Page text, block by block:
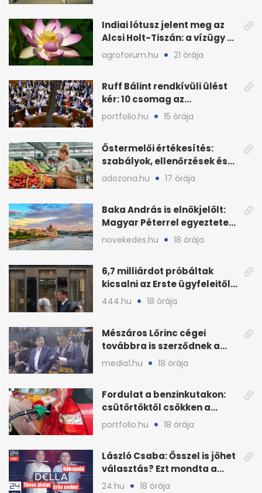
Indiai lótusz jelent meg az
Alcsi Holt-Tiszán: a vízügy a
stégtulajdonosokat kéri
agroforum.hu 21 órája
Ruff Bálint rendkívüli ülést
kér: 10 csomag az
Országgyűlés előtt
portfolio.hu 15 órája
Őstermelői értékesítés:
szabályok, ellenőrzések és
bírságok a nyáron
adozona.hu 17 órája
Baka András is elnökjelölt:
Magyar Péterrel egyeztetett
a Tisza Pártban
novekedes.hu 18 órája
6,7 milliárdot próbáltak
kicsalni az Erste ügyfeleitől
az első félévben
444.hu 18 órája
Mészáros Lőrinc cégei
továbbra is szerződnek a
közmédiával
media1.hu 18 órája
Fordulat a benzinkutakon:
csütörtöktől csökken a
benzin nagykerára
portfolio.hu 18 órája
László Csaba: Ősszel is jöhet
választás? Ezt mondta a
Dellában
24.hu 18 órája